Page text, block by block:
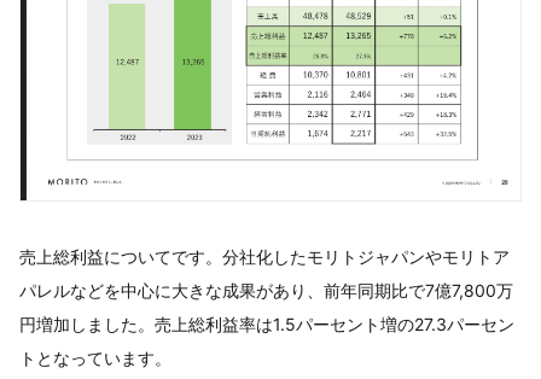
売上総利益についてです。分社化したモリトジャパンやモリトア
パレルなどを中心に大きな成果があり、前年同期比で7億7,800万
円増加しました。売上総利益率は1.5パーセント増の27.3パーセン
トとなっています。